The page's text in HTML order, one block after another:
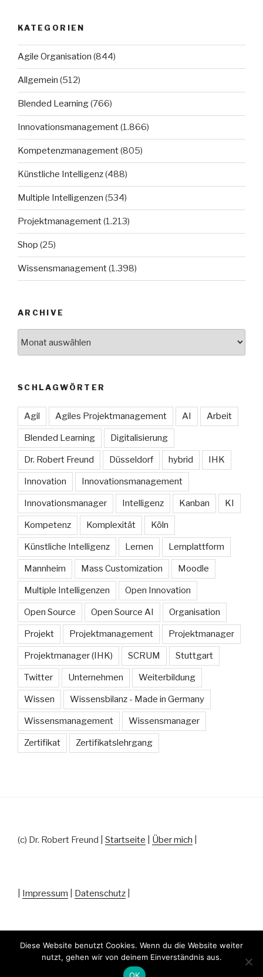
KATEGORIEN
Agile Organisation (844)
Allgemein (512)
Blended Learning(766)
Innovationsmanagement(1.866)
Kompetenzmanagement(805)
Künstliche Intelligenz(488)
Multiple Intelligenzen (534)
Projektmanagement(1.213)
Shop (25)
Wissensmanagement(1.398)
ARCHIVE
SCHLAGWÖRTER
Agil Agiles Projektmanagement AI Arbeit
Blended Learning Digitalisierung
Dr. Robert Freund Düsseldorf hybrid IHK
Innovation Innovationsmanagement
Innovationsmanager Intelligenz Kanban KI
Kompetenz Komplexität Köln
Künstliche Intelligenz Lernen Lernplattform
Mannheim Mass Customization Moodle
Multiple Intelligenzen Open Innovation
Open Source Open Source AI Organisation
Projekt Projektmanagement Projektmanager
Projektmanager (IHK) SCRUM Stuttgart
Twitter Unternehmen Weiterbildung
Wissen Wissensbilanz - Made in Germany
Wissensmanagement Wissensmanager
Zertifikat Zertifikatslehrgang
(c) Dr. Robert Freund | Startseite Über mich
Impressum Datenschutz
Datenschutz Stolz präsentiert von WordPress
Diese Website benutzt Cookies. Wenn du die Website weiter
nutzt, gehen wir von deinem Einverständnis aus.
OK